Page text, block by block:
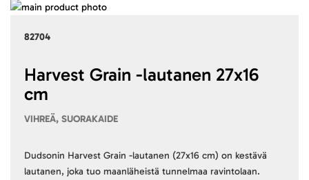
82704
Harvest Grain -lautanen 27x16
cm
VIHREÄ, SUORAKAIDE
Dudsonin Harvest Grain -lautanen (27x16 cm) on kestävä
lautanen, joka tuo maanläheistä tunnelmaa ravintolaan.
Skip
images
gallery
beginning
images